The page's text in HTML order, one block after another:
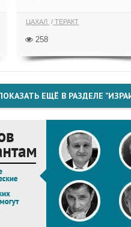
ЦАХАЛ ТЕРАКТ
258
ЕЩЁ В РАЗДЕЛЕ